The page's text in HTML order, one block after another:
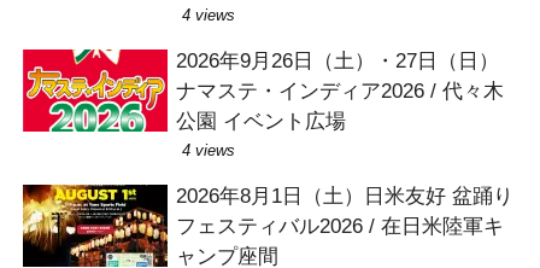
4 views
2026年9月26日（土）・27日（日）
ナマステ・インディア2026 / 代々木
公園 イベント広場
4 views
2026年8月1日（土）日米友好 盆踊り
フェスティバル2026 / 在日米陸軍キ
ャンプ座間